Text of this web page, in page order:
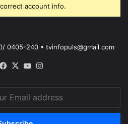
account info.
0405-240 • tvinfopuls@gmail.com
RSS Facebook
X YouTube